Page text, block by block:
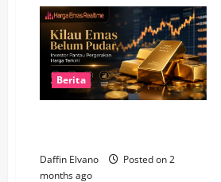
Emas
Juni
2026
Berubah
Arah,
Investor
Mulai
Berebut
Berita
Daffin Elvano
Posted on 2
months ago